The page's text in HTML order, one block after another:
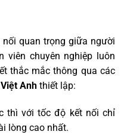
quan trọng giữa người
viên chuyên nghiệp luôn
thắc mắc thông qua các
Anh thiết lập:
thì với tốc độ kết nối chỉ
lòng cao nhất.